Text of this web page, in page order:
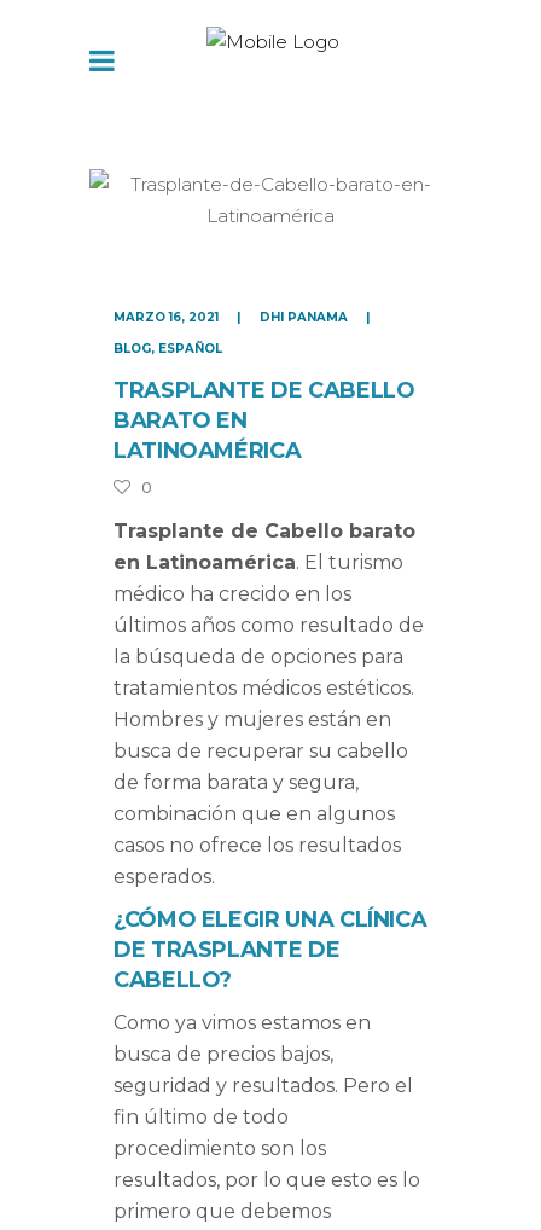
MARZO 16, 2021
DHI PANAMA
BLOG, ESPAÑOL
TRASPLANTE DE CABELLO
BARATO EN
LATINOAMÉRICA
0
Trasplante de Cabello barato
en Latinoamérica. El turismo
médico ha crecido en los
últimos años como resultado de
la búsqueda de opciones para
tratamientos médicos estéticos.
Hombres y mujeres están en
busca de recuperar su cabello
de forma barata y segura,
combinación que en algunos
casos no ofrece los resultados
esperados.
¿CÓMO ELEGIR UNA CLÍNICA
DE TRASPLANTE DE
CABELLO?
Como ya vimos estamos en
busca de precios bajos,
seguridad y resultados. Pero el
fin último de todo
procedimiento son los
resultados, por lo que esto es lo
primero que debemos